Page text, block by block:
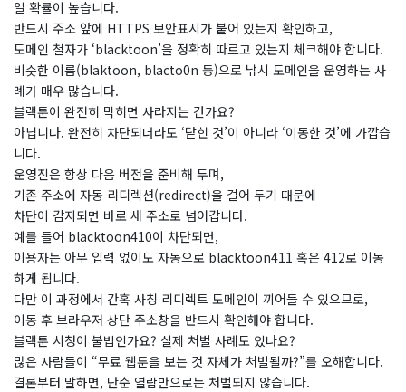
일 확률이 높습니다.
반드시 주소 앞에 HTTPS 보안표시가 붙어 있는지 확인하고,
도메인 철자가 ‘blacktoon’을 정확히 따르고 있는지 체크해야 합니다.
비슷한 이름(blaktoon, blacto0n 등)으로 낚시 도메인을 운영하는 사
례가 매우 많습니다.
블랙툰이 완전히 막히면 사라지는 건가요?
​아닙니다. 완전히 차단되더라도 ‘닫힌 것’이 아니라 ‘이동한 것’에 가깝습
니다.
운영진은 항상 다음 버전을 준비해 두며,
기존 주소에 자동 리디렉션(redirect)을 걸어 두기 때문에
차단이 감지되면 바로 새 주소로 넘어갑니다.
예를 들어 blacktoon410이 차단되면,
이용자는 아무 입력 없이도 자동으로 blacktoon411 혹은 412로 이동
하게 됩니다.
다만 이 과정에서 간혹 사칭 리디렉트 도메인이 끼어들 수 있으므로,
이동 후 브라우저 상단 주소창을 반드시 확인해야 합니다.
블랙툰 시청이 불법인가요? 실제 처벌 사례도 있나요?
​많은 사람들이 “무료 웹툰을 보는 것 자체가 처벌될까?”를 오해합니다.
결론부터 말하면, 단순 열람만으로는 처벌되지 않습니다.